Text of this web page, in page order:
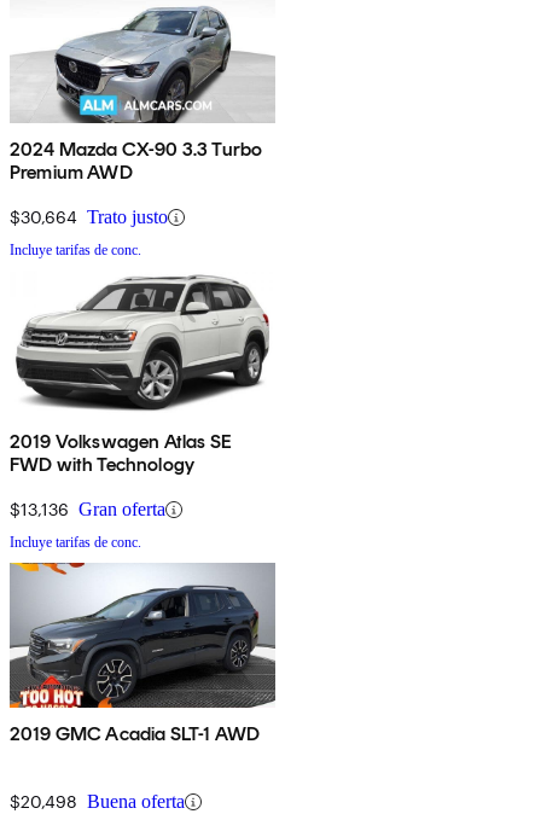
2024 Mazda CX-90 3.3 Turbo
Premium AWD
$30,664 Trato justo
Incluye tarifas de conc.
2019 Volkswagen Atlas SE
FWD with Technology
$13,136 Gran oferta
Incluye tarifas de conc.
2019 GMC Acadia SLT-1 AWD
$20,498 Buena oferta